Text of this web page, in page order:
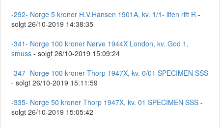
-292- Norge 5 kroner H.V.Hansen 1901A, kv. 1/1- liten rift R -
solgt 26/10-2019 14:38:35
-341- Norge 100 kroner Nørve 1944X London, kv. God 1,
smuss - solgt 26/10-2019 15:09:24
-347- Norge 100 kroner Thorp 1947X, kv. 0/01 SPECIMEN SSS
- solgt 26/10-2019 15:11:59
-335- Norge 50 kroner Thorp 1947X, kv. 01 SPECIMEN SSS -
solgt 26/10-2019 15:05:42